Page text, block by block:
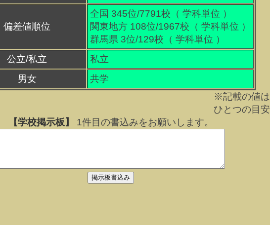
偏差値順位
全国 345位/7791校（ 学科単位 ）
関東地方 108位/1967校（ 学科単位 ）
群馬県 3位/129校（ 学科単位 ）
公立/私立
私立
男女
共学
※記載の値は
ひとつの目
【学校掲示板】
1件目の書込みをお願いします。